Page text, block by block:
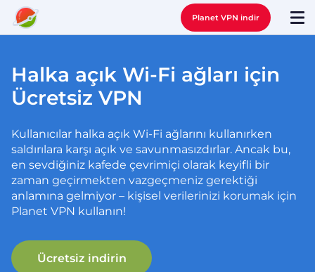
Planet VPN indir
Halka açık Wi-Fi ağları için
Ücretsiz VPN
Kullanıcılar halka açık Wi-Fi ağlarını kullanırken
saldırılara karşı açık ve savunmasızdırlar. Ancak bu,
en sevdiğiniz kafede çevrimiçi olarak keyifli bir
zaman geçirmekten vazgeçmeniz gerektiği
anlamına gelmiyor – kişisel verilerinizi korumak için
Planet VPN kullanın!
Ücretsiz indirin